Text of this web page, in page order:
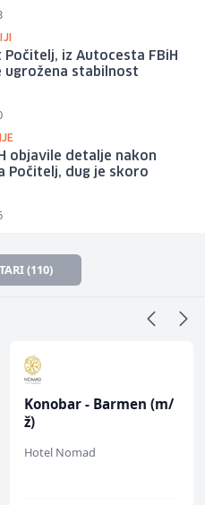
Počitelj, iz Autocesta FBiH
ugrožena stabilnost
objavile detalje nakon
Počitelj, dug je skoro
(110)
Konobar - Barmen (m/
ž)
Hotel Nomad